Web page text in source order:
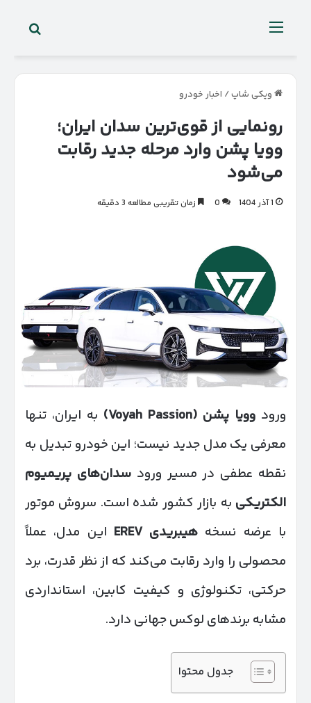
منو
ویکی شاپ/ اخبار خودرو
رونمایی از قوی‌ترین سدان ایران؛
وویا پشن وارد مرحله جدید رقابت
می‌شود
1 آذر 1404 0 زمان تقریبی مطالعه 3 دقیقه
ورود وویا پشن (Voyah Passion)
به ایران، تنها
معرفی یک مدل جدید نیست؛ این خودرو تبدیل به
نقطه عطفی در مسیر ورودسدان‌های پریمیوم
الکتریکی به بازار کشور شده است. سروش موتور
با عرضه نسخه هیبریدی EREV
این مدل، عملاً
محصولی را وارد رقابت می‌کند که از نظر قدرت، برد
حرکتی، تکنولوژی و کیفیت کابین، استانداردی
مشابه برندهای لوکس جهانی دارد.
جدول محتوا